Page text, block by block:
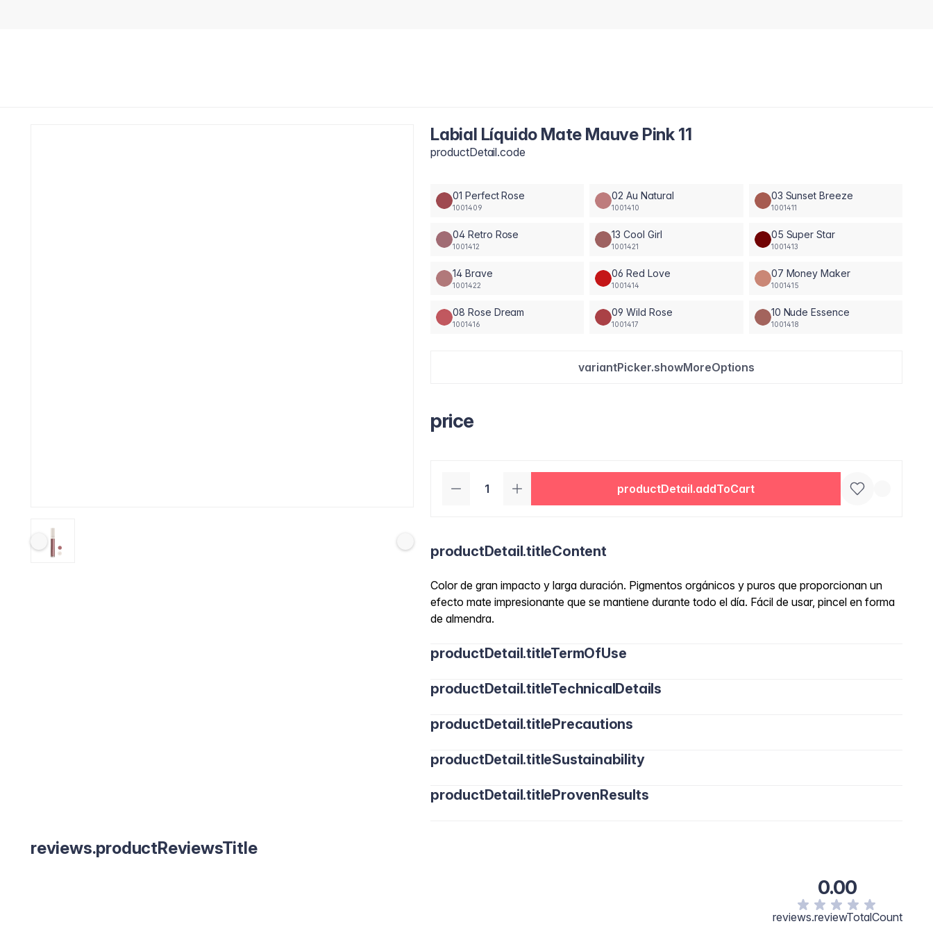
Labial Líquido Mate Mauve Pink 11
productDetail.code
01 Perfect Rose
1001409
02 Au Natural
1001410
03 Sunset Breeze
1001411
04 Retro Rose
1001412
13 Cool Girl
1001421
05 Super Star
1001413
14 Brave
1001422
06 Red Love
1001414
07 Money Maker
1001415
08 Rose Dream
1001416
09 Wild Rose
1001417
10 Nude Essence
1001418
variantPicker.showMoreOptions
price
productDetail.addToCart
productDetail.titleContent
Color de gran impacto y larga duración. Pigmentos orgánicos y puros que proporcionan un
efecto mate impresionante que se mantiene durante todo el día. Fácil de usar, pincel en forma
de almendra.
productDetail.titleTermOfUse
productDetail.titleTechnicalDetails
productDetail.titlePrecautions
Evita el contacto directo con los ojos. Mantener fuera del alcance de los niños. Suspende su
productDetail.titleSustainability
productDetail.titleProvenResults
reviews.productReviewsTitle
0.00
reviews.reviewTotalCount